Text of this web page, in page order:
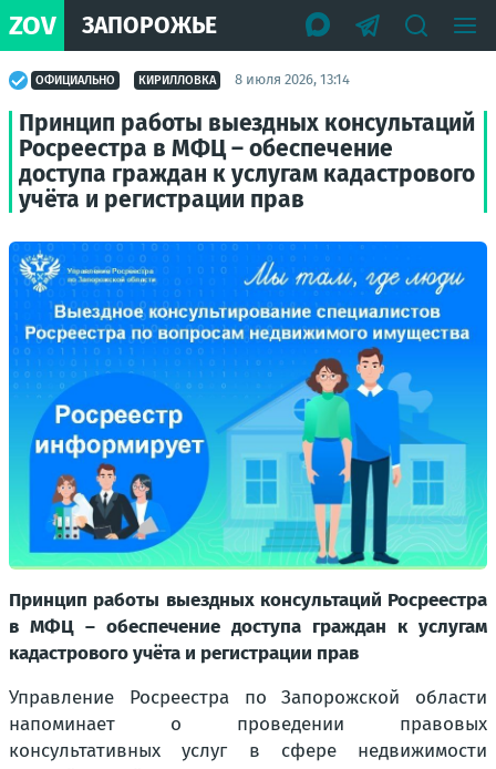
ZOV ЗАПОРОЖЬЕ
ОФИЦИАЛЬНО КИРИЛЛОВКА 8 июля 2026, 13:14
Принцип работы выездных консультаций
Росреестра в МФЦ – обеспечение
доступа граждан к услугам кадастрового
учёта и регистрации прав
Принцип работы выездных консультаций Росреестра
в МФЦ – обеспечение доступа граждан к услугам
кадастрового учёта и регистрации прав
Управление Росреестра по Запорожской области
напоминает о проведении правовых
консультативных услуг в сфере недвижимости